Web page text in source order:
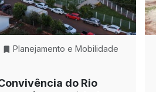
Planejamento e Mobilidade
do Rio